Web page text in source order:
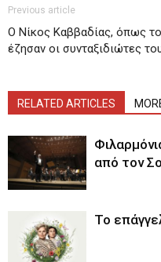
Previous article
Ο Νίκος Καββαδίας, όπως
έζησαν οι συνταξιδιώτες
RELATED ARTICLES
από τον
Το